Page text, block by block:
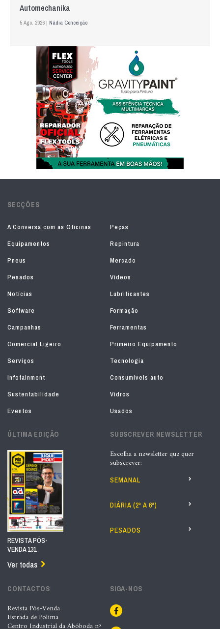
Automechanika
5 Ago. 2026 | Nádia Conceição
SECÇÕES
À Conversa com as Oficinas
Peças
Equipamentos
Repintura
Pneus
Mercado
Pesados
Vídeos
Notícias
Lubrificantes
Software
Formação
Campanhas
Ferramentas
Comercial Ligeiro
Primeiro Equipamento
Serviços
Tecnologia
Infotainment
Consumíveis auto
Sustentabilidade
Vidros
Eventos
Usados
ÚLTIMA EDIÇÃO
REVISTA PÓS-
VENDA 131
Ver todas
SUBSCREVER NEWSLETTER
Escolha a newsletter que quer
subscrever:
SEMANAL
DIÁRIA (2ª A 6ª)
PESADOS
CONTACTOS
Revista Pós-Venda
Estrada de Polima
Centro Industrial da Abóboda nº
SIGA-NOS